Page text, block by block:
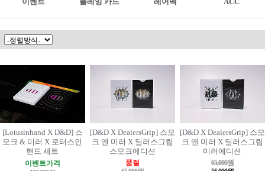
[Lotusinhand X D&D] 스
모크 & 미러 X 로터스인
핸드 세트
이벤트가격
[D&D X DealersGrip] 스모
크 앤 미러 X 딜러스그립
스모크에디션
품절
[D&D X DealersGrip] 스모
크 앤 미러 X 딜러스그립
미러에디션
65,000원